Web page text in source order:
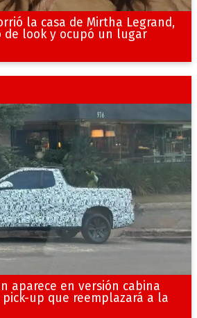
la casa de Mirtha Legrand,
de look y ocupó un lugar
aparece en versión cabina
up que reemplazará a la